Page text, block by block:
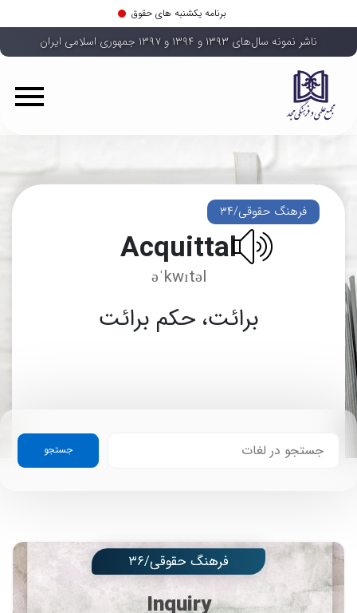
برنامه یکشنبه های حقوق
ناشر نمونه سال‌های ۱۳۹۳ و ۱۳۹۴ و ۱۳۹۷ جمهوری اسلامی ایران
فرهنگ حقوقی/۳۴
Acquittal
əˈkwɪtəl
برائت، حکم برائت
جستجو
فرهنگ حقوقی/۳۶
Inquiry